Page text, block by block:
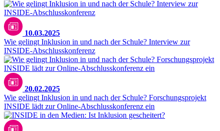
10.03.2025
Wie gelingt Inklusion in und nach der Schule? Interview zur
INSIDE-Abschlusskonferenz
20.02.2025
Wie gelingt Inklusion in und nach der Schule? Forschungsprojekt
INSIDE lädt zur Online-Abschlusskonferenz ein